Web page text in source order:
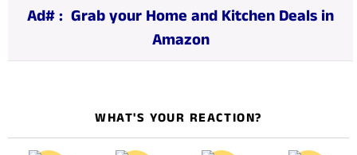
Ad# : Grab your Home and Kitchen Deals in
Amazon
WHAT'S YOUR REACTION?